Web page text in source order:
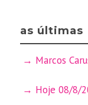
as últimas
Marcos
Hoje 08/8/